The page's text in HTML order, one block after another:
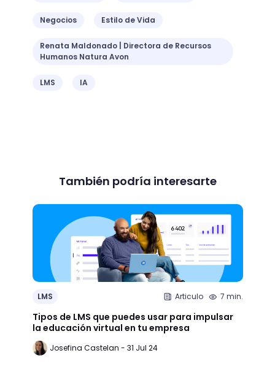
Negocios Estilo de Vida
Renata Maldonado | Directora de Recursos
Humanos Natura Avon
LMS IA
También podría interesarte
LMS Articulo 7 min.
Tipos de LMS que puedes usar para impulsar
la educación virtual en tu empresa
Josefina Castelan - 31 Jul 24